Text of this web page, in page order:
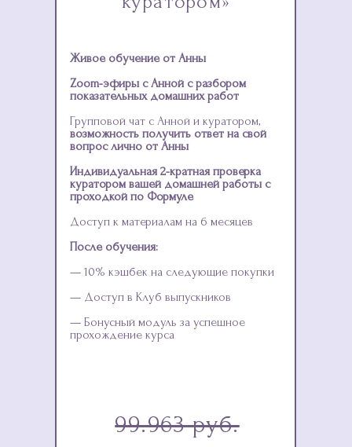
99.963 руб.
Живое обучение от Анны
Zoom-эфиры с Анной с разбором
показательных домашних работ
Групповой чат с Анной и куратором,
возможность получить ответ на свой
вопрос лично от Анны
Индивидуальная 2-кратная проверка
куратором вашей домашней работы с
проходкой по Формуле
Доступ к материалам на 6 месяцев
После обучения:
— 10% кэшбек на следующие покупки
— Доступ в Клуб выпускников
— Бонусный модуль за успешное
прохождение курса